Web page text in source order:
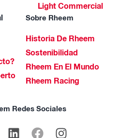
Light Commercial
Sobre Rheem
Historia De Rheem
Sostenibilidad
Rheem En El Mundo
Rheem Racing
Redes Sociales